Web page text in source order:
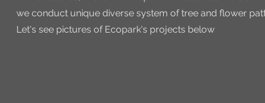
we conduct unique diverse system of tree and flower
Let's see pictures of Ecopark's projects below